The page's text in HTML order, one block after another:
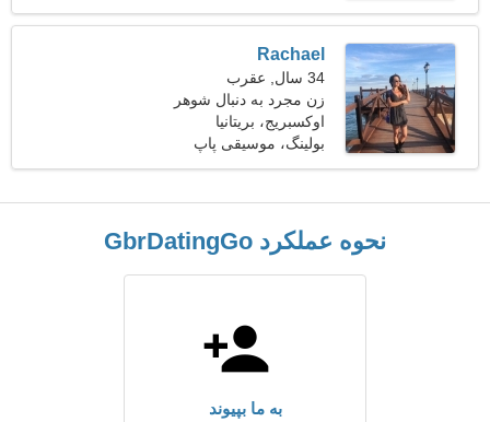
Rachael
34 سال, عقرب
زن مجرد به دنبال شوهر
اوکسبریج، بریتانیا
بولینگ، موسیقی پاپ
نحوه عملکرد GbrDatingGo
به ما بپیوند